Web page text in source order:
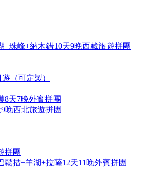
珠峰+納木錯10天9晚西藏旅遊拼團
（可定製）
8天7晚外賓拼團
晚西北旅遊拼團
拼團
措+羊湖+拉薩12天11晚外賓拼團